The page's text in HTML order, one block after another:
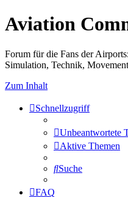
Aviation
Forum für die Fans der
Simulation, Technik,
Zum Inhalt
Schnellzugriff
Unbeantwortete
Aktive Themen
Suche
FAQ